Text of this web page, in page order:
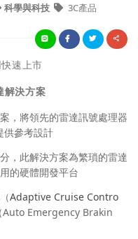
科學與科技 3C產品
速上市
解決方案
，將領先的雷達訊號處理器
供參考設計
，此解決方案為繁瑣的雷達
的硬體開發平台
Adaptive Cruise Contro
Auto Emergency Brakin